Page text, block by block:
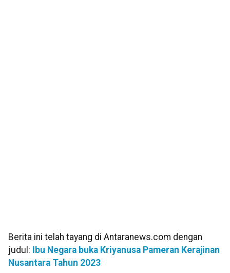
Berita ini telah tayang di Antaranews.com dengan
judul:
Ibu Negara buka Kriyanusa Pameran Kerajinan
Nusantara Tahun 2023